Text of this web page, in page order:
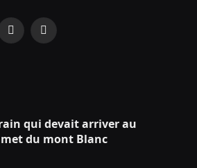
YouTubeLinkedIn
qui devait arriver au
du mont Blanc